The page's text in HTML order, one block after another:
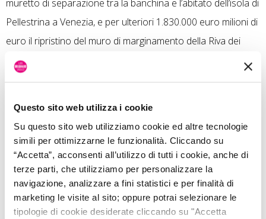
Questo sito web utilizza i cookie
Su questo sito web utilizziamo cookie ed altre tecnologie
simili per ottimizzarne le funzionalità. Cliccando su
“Accetta”, acconsenti all’utilizzo di tutti i cookie, anche di
terze parti, che utilizziamo per personalizzare la
navigazione, analizzare a fini statistici e per finalità di
marketing le visite al sito; oppure potrai selezionare le
tipologie di cookie desiderate cliccando su "Accetta
muretto di separazione tra la banchina e l’abitato dell’isola di
Pellestrina a Venezia, e per ulteriori 1.830.000 euro milioni di
euro il ripristino del muro di marginamento della Riva dei
Giardini Reali a San Marco. Infine il 6 agosto, sono stati
Commissariato di Polizia di Castello e la Caserma dei
Carabinieri di Pellestrina per complessivi 134mila euro, e
interventi di sistemazione listoline e gradinate oltre che
ripristino presso i muri di sponda presso l’isola del Lido –
riviera S. Nicolò e Riva Pasquali per l’importo di 427mila
euro. In questo modo dimostriamo di non perdere tempo e,